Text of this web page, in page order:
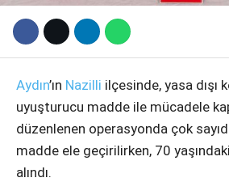
Aydın’ın Nazilli ilçesinde, yasa dışı
uyuşturucu madde ile mücadele
düzenlenen operasyonda çok
madde ele geçirilirken, 70
alındı.